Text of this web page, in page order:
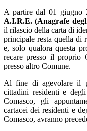
A partire dal 01 giugno
A.I.R.E. (Anagrafe
il rilascio della carta di
principale resta quella di
e, solo qualora questa
recare presso il proprio
presso altro Comune.
Al fine di agevolare il
cittadini residenti e
Comasco, gli
cartacei dei residenti e
Comasco, avranno